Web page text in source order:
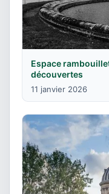
Espace
découvertes
11 janvier 2026